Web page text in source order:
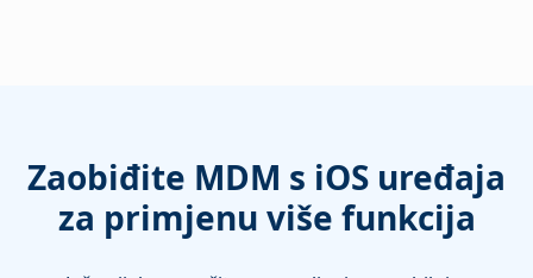
Zaobiđite MDM s iOS uređaja
za primjenu više funkcija